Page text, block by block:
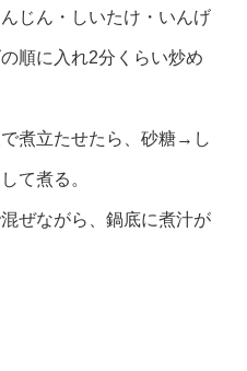
じん・しいたけ・いんげ
順に入れ2分くらい炒め
煮立たせたら、砂糖→し
て煮る。
ぜながら、鍋底に煮汁が